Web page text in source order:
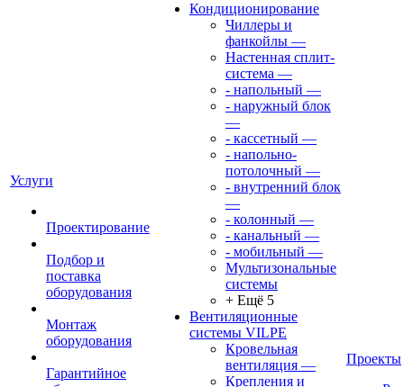
Услуги
Проектирование
Подбор и
поставка
оборудования
Монтаж
оборудования
Гарантийное
Кондиционирование
Чиллеры и
фанкойлы —
Настенная сплит-
система —
- напольный —
- наружный блок
—
- кассетный —
- напольно-
потолочный —
- внутренний блок
—
- колонный —
- канальный —
- мобильный —
Мультизональные
системы
+ Ещё 5
Вентиляционные
системы VILPE
Кровельная
вентиляция —
Крепления и
Проекты